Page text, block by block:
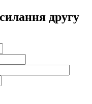
другу